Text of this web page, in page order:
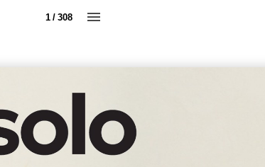
1 / 308